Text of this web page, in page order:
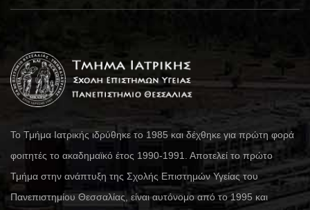
Το Τμήμα Ιατρικής ιδρύθηκε το 1985 και δέχθηκε για πρώτη φορά
φοιτητές το ακαδημαϊκό έτος 1990-1991. Αποτελεί το πρώτο
Τμήμα στην ανάπτυξη της Σχολής Επιστημών Υγείας του
Πανεπιστημίου Θεσσαλίας, είναι αυτόνομο από το 1995 και